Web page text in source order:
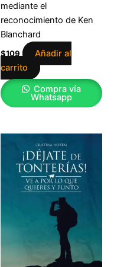
mediante el
reconocimiento de Ken
Blanchard
$109
Añadir al
carrito
Compra vía
Whatsapp